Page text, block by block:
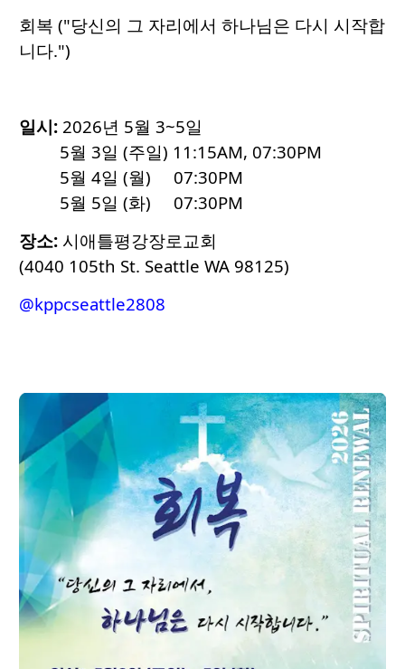
회복 ("당신의 그 자리에서 하나님은 다시 시작합
니다.")
일시: 2026년 5월 3~5일
5월 3일 (주일) 11:15AM, 07:30PM
5월 4일 (월) 07:30PM
5월 5일 (화) 07:30PM
장소: 시애틀평강장로교회
(4040 105th St. Seattle WA 98125)
@kppcseattle2808‬